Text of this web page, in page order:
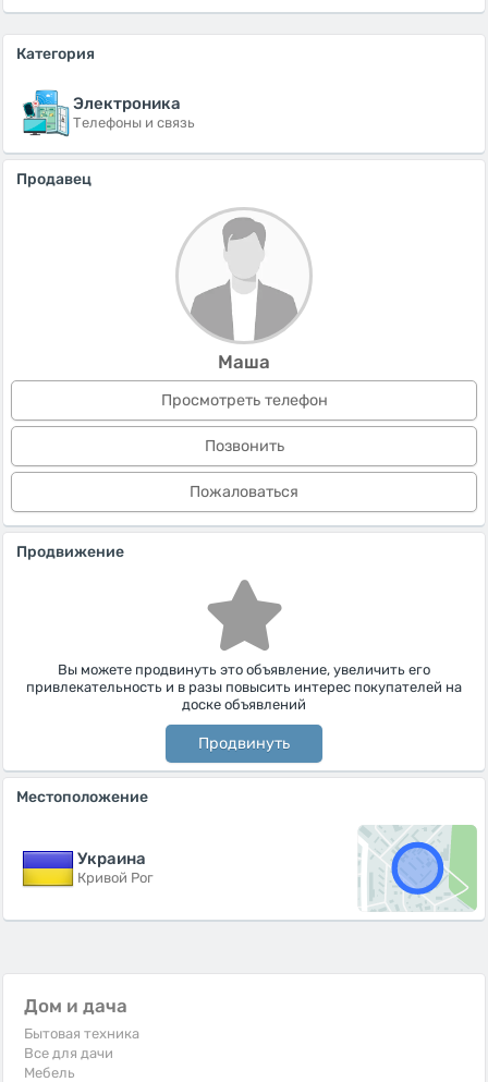
Категория
Электроника
Телефоны и связь
Продавец
Маша
Просмотреть телефон
Позвонить
Пожаловаться
Продвижение
Вы можете продвинуть это объявление, увеличить его
привлекательность и в разы повысить интерес покупателей на
доске объявлений
Продвинуть
Местоположение
Украина
Кривой Рог
Дом и дача
Бытовая техника
Все для дачи
Мебель